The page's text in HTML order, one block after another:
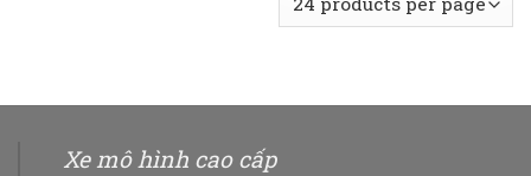
Xe mô hình cao cấp